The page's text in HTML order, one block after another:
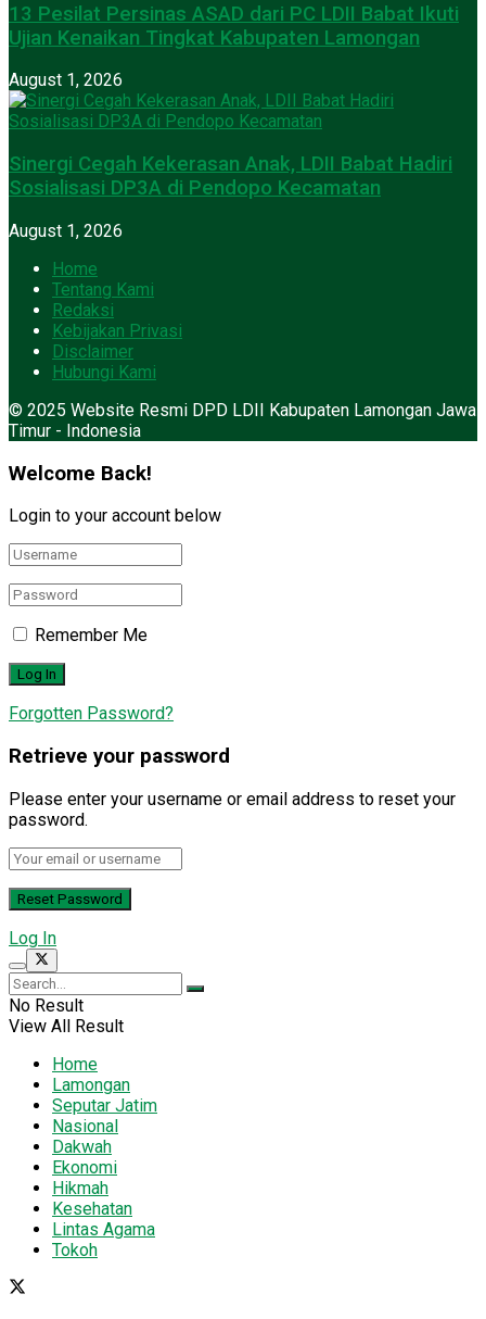
13 Pesilat Persinas ASAD dari PC LDII Babat Ikuti
Ujian Kenaikan Tingkat Kabupaten Lamongan
August 1, 2026
Sinergi Cegah Kekerasan Anak, LDII Babat Hadiri
Sosialisasi DP3A di Pendopo Kecamatan
August 1, 2026
Home
Tentang Kami
Redaksi
Kebijakan Privasi
Disclaimer
Hubungi Kami
© 2025 Website Resmi DPD LDII Kabupaten Lamongan Jawa
Timur - Indonesia
Welcome Back!
Login to your account below
Remember Me
Forgotten Password?
Retrieve your password
Please enter your username or email address to reset your
password.
Log In
No Result
View All Result
Home
Lamongan
Seputar Jatim
Nasional
Dakwah
Ekonomi
Hikmah
Kesehatan
Lintas Agama
Tokoh